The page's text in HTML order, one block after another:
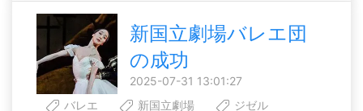
新国立劇場バレエ団
の成功
2025-07-31 13:01:27
バレエ
新国立劇場 ジゼル